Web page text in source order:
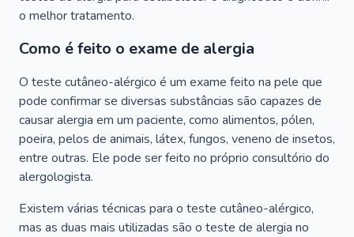
o melhor tratamento.
Como é feito o exame de alergia
O teste cutâneo-alérgico é um exame feito na pele que
pode confirmar se diversas substâncias são capazes de
causar alergia em um paciente, como alimentos, pólen,
poeira, pelos de animais, látex, fungos, veneno de insetos,
entre outras. Ele pode ser feito no próprio consultório do
alergologista.
Existem várias técnicas para o teste cutâneo-alérgico,
mas as duas mais utilizadas são o teste de alergia no